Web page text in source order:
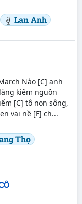
Lan Anh
Nào [C] anh
kiếm nguồn
[C] tô non sông,
vai nề [F] ch...
Thọ